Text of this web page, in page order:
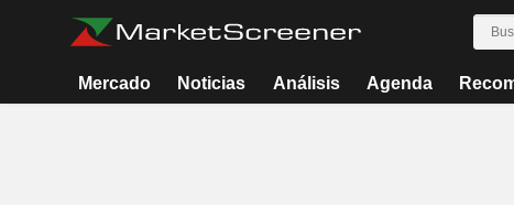
Mercado Noticias Análisis Agenda